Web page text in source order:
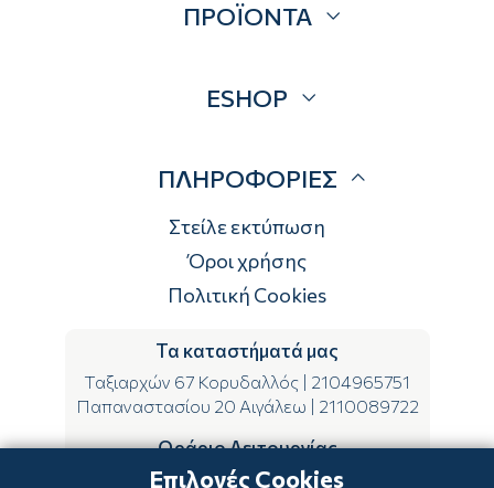
Επικοινωνία
ΠΡΟΪΟΝΤΑ
Brands
ESHOP
Τρόποι αποστολής
Τρόποι πληρωμής
Επιστροφές
ΠΛΗΡΟΦΟΡΙΕΣ
Στείλε εκτύπωση
Όροι χρήσης
Πολιτική Cookies
Τα καταστήματά μας
Ταξιαρχών 67 Κορυδαλλός
2104965751
Παπαναστασίου 20 Αιγάλεω
2110089722
Ωράριο Λειτουργίας
ΔΕ-ΤΕ-ΣΑ 09:00-15:00
Επιλογές Cookies